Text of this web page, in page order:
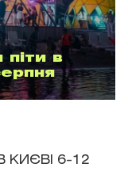
піти в
КИЄВІ 6-12